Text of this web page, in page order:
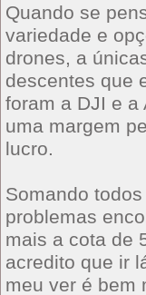
Quando se
variedade e
drones, a
descentes que
foram a DJI e a
uma margem
lucro.
Somando
problemas
mais a cota de
acredito que ir
meu ver é bem